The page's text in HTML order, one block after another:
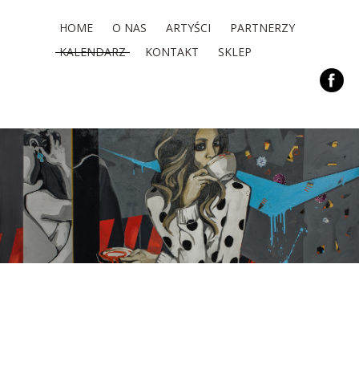
HOME O NAS ARTYŚCI
PARTNERZY
KALENDARZ
KONTAKT SKLEP